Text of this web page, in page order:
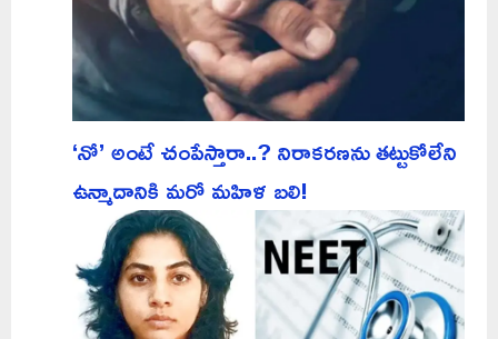
‘నో’ అంటే చంపేస్తారా..? నిరాకరణను తట్టుకోలేని
ఉన్మాదానికి మరో మహిళ బలి!